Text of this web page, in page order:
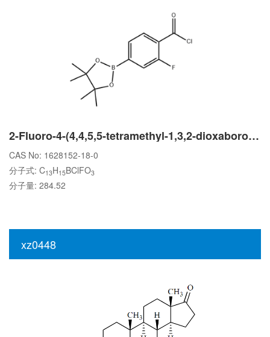
2-Fluoro-4-(4,4,5,5-tetramethyl-1,3,2-dioxaborolan-2-yl)benzoyl chloride
CAS No: 1628152-18-0
分子式: C13H15BClFO3
分子量: 284.52
xz0448